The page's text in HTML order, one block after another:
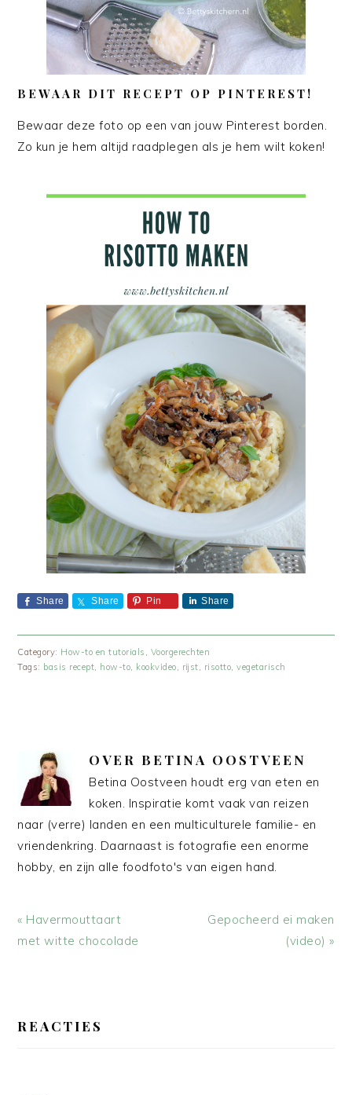
BEWAAR DIT RECEPT OP PINTEREST!
Bewaar deze foto op een van jouw Pinterest borden.
Zo kun je hem altijd raadplegen als je hem wilt koken!
Share Share Pin Share
Category: How-to en tutorials , Voorgerechten
Tags: basis recept, how-to, kookvideo, rijst, risotto,vegetarisch
OVERBETINA OOSTVEEN
Betina Oostveen houdt erg van eten en
koken. Inspiratie komt vaak van reizen
naar (verre) landen en een multiculturele familie- en
vriendenkring. Daarnaast is fotografie een enorme
hobby, en zijn alle foodfoto's van eigen hand.
Vorig
bericht:
« Havermouttaart
met witte chocolade
Volgend
Gepocheerd ei maken
(video) »
INTERACTIES
REACTIES